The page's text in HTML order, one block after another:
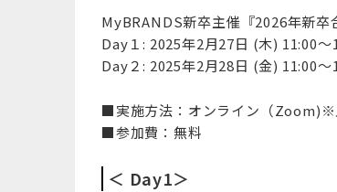
MyBRANDS新卒主催『2026年新卒
Day１: 2025年2月27日 (木) 11:00～
Day２: 2025年2月28日 (金) 11:00～
■実施方法：オンライン（Zoom)※
■参加費：無料
＜ Day1＞